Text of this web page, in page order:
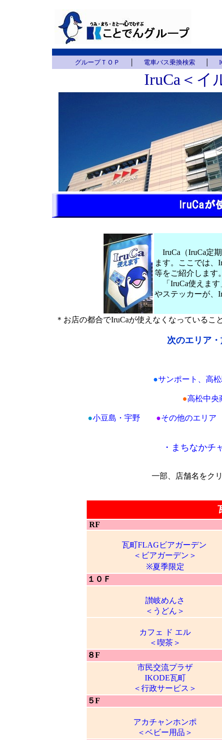
グループＴＯＰ 電車バス乗換検索｜
IruCa＜イ
IruCa（IruCa定
ます。ここでは、
等をご紹介します
「IruCa使えます
やステッカーが、
＊お店の都合でIruCaが使えなくなっている
次のエリア
●サンポート、高
●高松中央
●小豆島・宇野 ●その他のエリア
・まちなかチ
一部、店舗名をク
RF
瓦町FLAGビアガーデン
＜ビアガーデン＞
※夏季限定
１０Ｆ
讃岐めんさ
＜うどん＞
カフェ ド エル
＜喫茶＞
８F
市民交流プラザ
IKODE瓦町
＜行政サービス＞
５F
アカチャンホンポ
＜ベビー用品＞